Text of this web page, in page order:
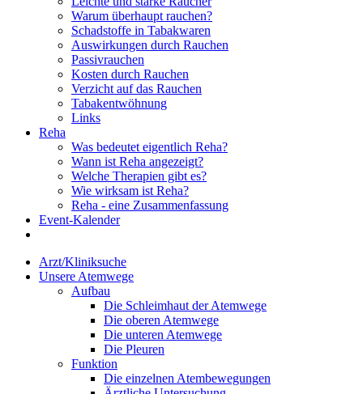
Warum überhaupt rauchen?
Schadstoffe in Tabakwaren
Auswirkungen durch Rauchen
Passivrauchen
Kosten durch Rauchen
Verzicht auf das Rauchen
Tabakentwöhnung
Links
Reha
Was bedeutet eigentlich Reha?
Wann ist Reha angezeigt?
Welche Therapien gibt es?
Wie wirksam ist Reha?
Reha - eine Zusammenfassung
Event-Kalender
Arzt/Kliniksuche
Unsere Atemwege
Aufbau
Die Schleimhaut der Atemwege
Die oberen Atemwege
Die unteren Atemwege
Die Pleuren
Funktion
Die einzelnen Atembewegungen